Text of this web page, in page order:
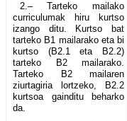
2.– Tarteko mailako
curriculumak hiru kurtso
izango ditu. Kurtso bat
tarteko B1 mailarako eta bi
kurtso (B2.1 eta B2.2)
tarteko B2 mailarako.
Tarteko B2 mailaren
ziurtagiria lortzeko, B2.2
kurtsoa gainditu beharko
da.